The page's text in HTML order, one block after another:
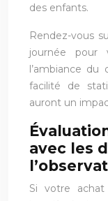
des enfants.
Rendez-vous
journée pour
l’ambiance
facilité de
auront un
avec les
Si votre